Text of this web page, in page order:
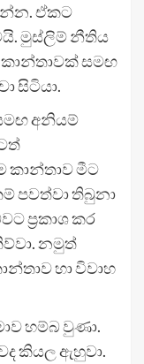
ඒකට
මුස්ලිම් නීතිය
සමඟ
සිටියා.‍
අනියම්
කාන්තාව මීට
පවත්වා තිබුනා
ප්‍රකාශ කර
නමුත්
හා විවාහ
හම්බ වුණා.
කියල ඇහුවා.